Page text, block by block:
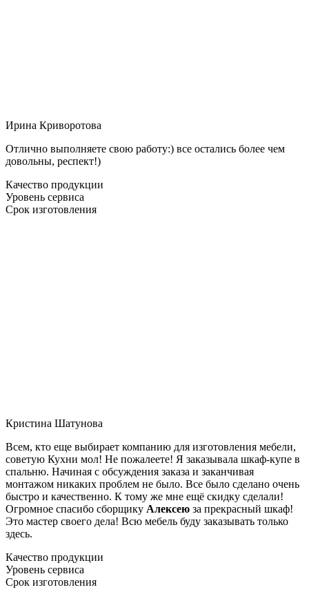
Ирина Криворотова
Отлично выполняете свою работу:) все остались более чем
довольны, респект!)
Качество продукции
Уровень сервиса
Срок изготовления
Кристина Шатунова
Всем, кто еще выбирает компанию для изготовления мебели,
советую Кухни мол! Не пожалеете! Я заказывала шкаф-купе в
спальню. Начиная с обсуждения заказа и заканчивая
монтажом никаких проблем не было. Все было сделано очень
быстро и качественно. К тому же мне ещё скидку сделали!
Огромное спасибо сборщику Алексею за прекрасный шкаф!
Это мастер своего дела! Всю мебель буду заказывать только
здесь.
Качество продукции
Уровень сервиса
Срок изготовления